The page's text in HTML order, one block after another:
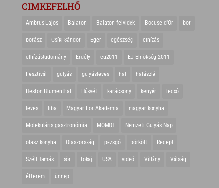
CIMKEFELHŐ
Ambrus Lajos Balaton Balaton-felvidék Bocuse d'Or bor
borász Csíki Sándor Eger egészség elhízás
elhízástudomány Erdély eu2011 EU Elnökség 2011
Fesztivál gulyás gulyásleves hal halászlé
Heston Blumenthal Húsvét karácsony kenyér lecsó
leves liba Magyar Bor Akadémia magyar konyha
Molekuláris gasztronómia MOMOT Nemzeti Gulyás Nap
olasz konyha Olaszország pezsgő pörkölt Recept
Széll Tamás sör tokaj USA videó Villány Válság
étterem ünnep